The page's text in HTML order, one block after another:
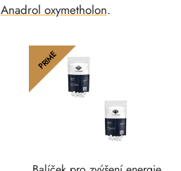
Anadrol oxymetholon.
PRIME